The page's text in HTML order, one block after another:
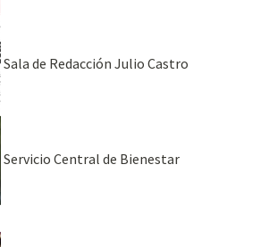
Sala de Redacción Julio Castro
Servicio Central de Bienestar